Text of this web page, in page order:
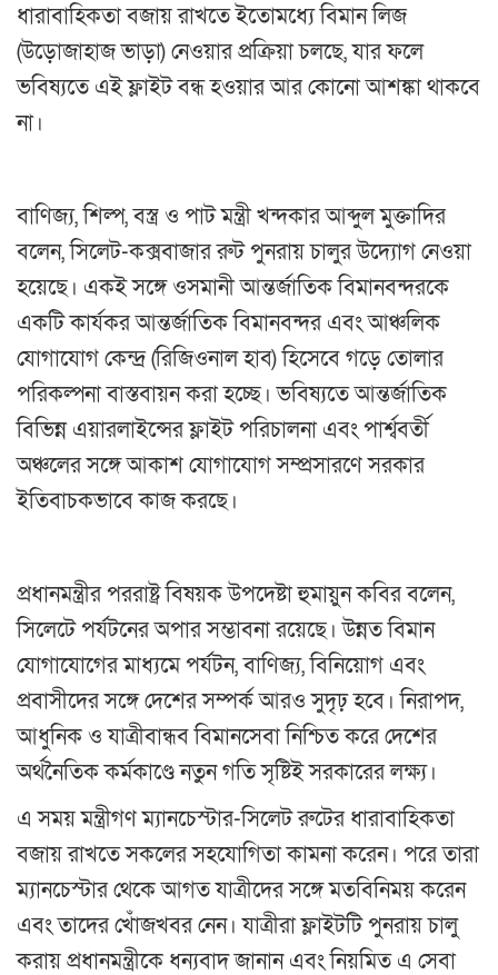
ধারাবাহিকতা বজায় রাখতে ইতোমধ্যে বিমান লিজ
(উড়োজাহাজ ভাড়া) নেওয়ার প্রক্রিয়া চলছে, যার ফলে
ভবিষ্যতে এই ফ্লাইট বন্ধ হওয়ার আর কোনো আশঙ্কা থাকবে
না।
বাণিজ্য, শিল্প, বস্ত্র ও পাট মন্ত্রী খন্দকার আব্দুল মুক্তাদির
বলেন, সিলেট-কক্সবাজার রুট পুনরায় চালুর উদ্যোগ নেওয়া
হয়েছে। একই সঙ্গে ওসমানী আন্তর্জাতিক বিমানবন্দরকে
একটি কার্যকর আন্তর্জাতিক বিমানবন্দর এবং আঞ্চলিক
যোগাযোগ কেন্দ্র (রিজিওনাল হাব) হিসেবে গড়ে তোলার
পরিকল্পনা বাস্তবায়ন করা হচ্ছে। ভবিষ্যতে আন্তর্জাতিক
বিভিন্ন এয়ারলাইন্সের ফ্লাইট পরিচালনা এবং পার্শ্ববর্তী
অঞ্চলের সঙ্গে আকাশ যোগাযোগ সম্প্রসারণে সরকার
ইতিবাচকভাবে কাজ করছে।
প্রধানমন্ত্রীর পররাষ্ট্র বিষয়ক উপদেষ্টা হুমায়ুন কবির বলেন,
সিলেটে পর্যটনের অপার সম্ভাবনা রয়েছে। উন্নত বিমান
যোগাযোগের মাধ্যমে পর্যটন, বাণিজ্য, বিনিয়োগ এবং
প্রবাসীদের সঙ্গে দেশের সম্পর্ক আরও সুদৃঢ় হবে। নিরাপদ,
আধুনিক ও যাত্রীবান্ধব বিমানসেবা নিশ্চিত করে দেশের
অর্থনৈতিক কর্মকাণ্ডে নতুন গতি সৃষ্টিই সরকারের লক্ষ্য।
এ সময় মন্ত্রীগণ ম্যানচেস্টার-সিলেট রুটের ধারাবাহিকতা
বজায় রাখতে সকলের সহযোগিতা কামনা করেন। পরে তারা
ম্যানচেস্টার থেকে আগত যাত্রীদের সঙ্গে মতবিনিময় করেন
এবং তাদের খোঁজখবর নেন। যাত্রীরা ফ্লাইটটি পুনরায় চালু
করায় প্রধানমন্ত্রীকে ধন্যবাদ জানান এবং নিয়মিত এ সেবা